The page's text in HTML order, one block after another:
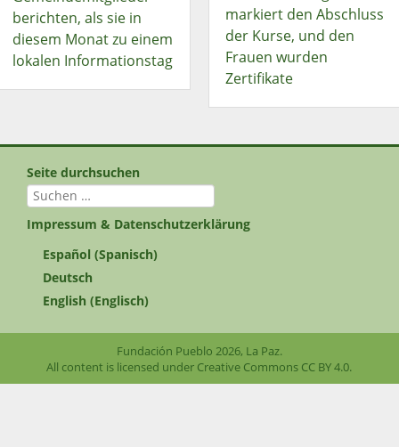
berichten, als sie in
diesem Monat zu einem
lokalen Informationstag
markiert den Abschluss
der Kurse, und den
Frauen wurden
Zertifikate
Seite durchsuchen
Suchen
nach:
Impressum & Datenschutzerklärung
Español (Spanisch)
Deutsch
English (Englisch)
Fundación Pueblo 2026, La Paz.
All content is licensed under Creative Commons CC BY 4.0.